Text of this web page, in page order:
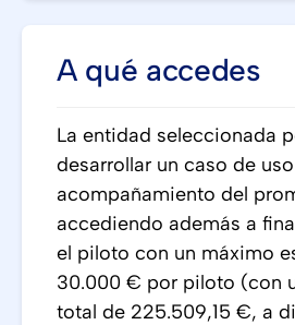
A qué accedes
La entidad seleccionada
desarrollar un caso de
acompañamiento del
accediendo además a
el piloto con un máximo
30.000 € por piloto (con
total de 225.509,15 €, a